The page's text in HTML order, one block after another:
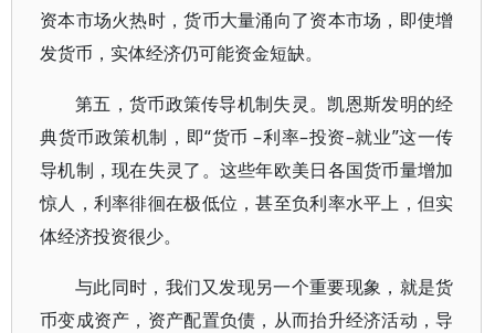
资本市场火热时，货币大量涌向了资本市场，即使增
发货币，实体经济仍可能资金短缺。
第五，货币政策传导机制失灵。凯恩斯发明的经
典货币政策机制，即“货币 –利率–投资–就业”这一传
导机制，现在失灵了。这些年欧美日各国货币量增加
惊人，利率徘徊在极低位，甚至负利率水平上，但实
体经济投资很少。
与此同时，我们又发现另一个重要现象，就是货
币变成资产，资产配置负债，从而抬升经济活动，导